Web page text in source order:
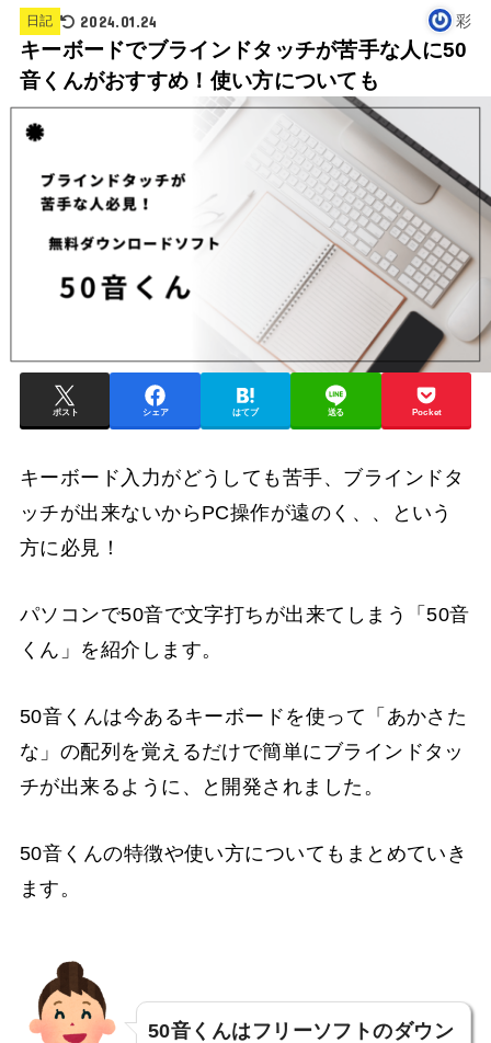
日記 2024.01.24 彩
キーボードでブラインドタッチが苦手な人に50
音くんがおすすめ！使い方についても
ポスト シェア はてブ 送る Pocket
キーボード入力がどうしても苦手、ブラインドタ
ッチが出来ないからPC操作が遠のく、、という
方に必見！
パソコンで50音で文字打ちが出来てしまう「50音
くん」を紹介します。
50音くんは今あるキーボードを使って「あかさた
な」の配列を覚えるだけで簡単にブラインドタッ
チが出来るように、と開発されました。
50音くんの特徴や使い方についてもまとめていき
ます。
50音くんはフリーソフトのダウン